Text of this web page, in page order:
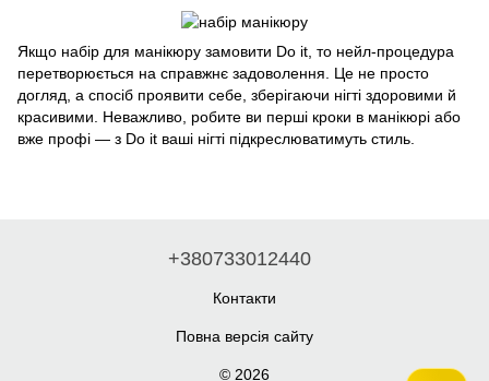
Якщо набір для манікюру замовити Do it, то нейл-процедура
перетворюється на справжнє задоволення. Це не просто
догляд, а спосіб проявити себе, зберігаючи нігті здоровими й
красивими. Неважливо, робите ви перші кроки в манікюрі або
вже профі — з Do it ваші нігті підкреслюватимуть стиль.
+380733012440
Контакти
Повна версія сайту
© 2026